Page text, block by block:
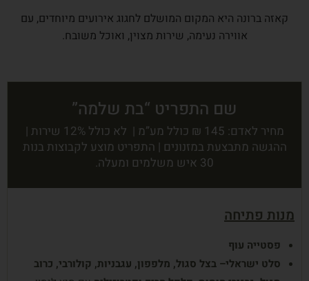
קאזה ברונה היא המקום המושלם לחגוג אירועים מיוחדים, עם
אווירה נעימה, שירות מצוין, ואוכל משובח.
שם התפריט “בת שלמה”
מחיר לאדם: 145 ₪ כולל מע”מ | לא כולל 12% שירות |
ההגשה מתבצעת במזנונים | התפריט מוצע לקבוצות בנות
30 איש משלמים ומעלה.
מנות פתיחה
פסטייה עוף
סלט ישראלי– בצל סגול, מלפפון, עגבניות, קולורבי, כרוב